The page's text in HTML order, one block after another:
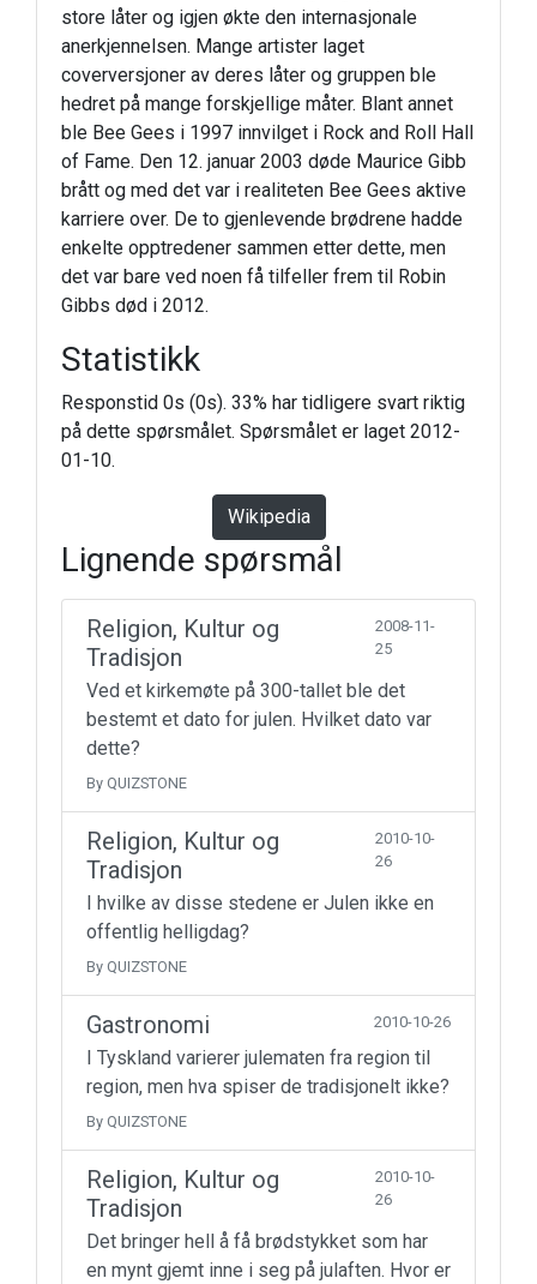
store låter og igjen økte den internasjonale
anerkjennelsen. Mange artister laget
coverversjoner av deres låter og gruppen ble
hedret på mange forskjellige måter. Blant annet
ble Bee Gees i 1997 innvilget i Rock and Roll Hall
of Fame. Den 12. januar 2003 døde Maurice Gibb
brått og med det var i realiteten Bee Gees aktive
karriere over. De to gjenlevende brødrene hadde
enkelte opptredener sammen etter dette, men
det var bare ved noen få tilfeller frem til Robin
Gibbs død i 2012.
Statistikk
Responstid 0s (0s). 33% har tidligere svart riktig
på dette spørsmålet. Spørsmålet er laget 2012-
01-10.
Wikipedia
Lignende spørsmål
Religion, Kultur og
Tradisjon
2008-11-
25
Ved et kirkemøte på 300-tallet ble det
bestemt et dato for julen. Hvilket dato var
dette?
By QUIZSTONE
Religion, Kultur og
Tradisjon
2010-10-
26
I hvilke av disse stedene er Julen ikke en
offentlig helligdag?
By QUIZSTONE
Gastronomi 2010-10-26
I Tyskland varierer julematen fra region til
region, men hva spiser de tradisjonelt ikke?
By QUIZSTONE
Religion, Kultur og
Tradisjon
2010-10-
26
Det bringer hell å få brødstykket som har
en mynt gjemt inne i seg på julaften. Hvor er